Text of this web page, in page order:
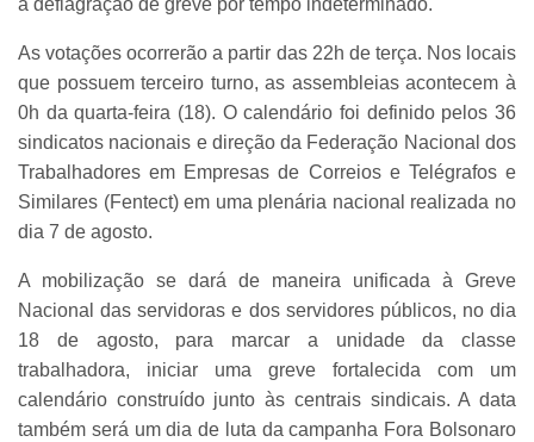
a deflagração de greve por tempo indeterminado.
As votações ocorrerão a partir das 22h de terça. Nos locais
que possuem terceiro turno, as assembleias acontecem à
0h da quarta-feira (18). O calendário foi definido pelos 36
sindicatos nacionais e direção da Federação Nacional dos
Trabalhadores em Empresas de Correios e Telégrafos e
Similares (Fentect) em uma plenária nacional realizada no
dia 7 de agosto.
A mobilização se dará de maneira unificada à Greve
Nacional das servidoras e dos servidores públicos, no dia
18 de agosto, para marcar a unidade da classe
trabalhadora, iniciar uma greve fortalecida com um
calendário construído junto às centrais sindicais. A data
também será um dia de luta da campanha Fora Bolsonaro